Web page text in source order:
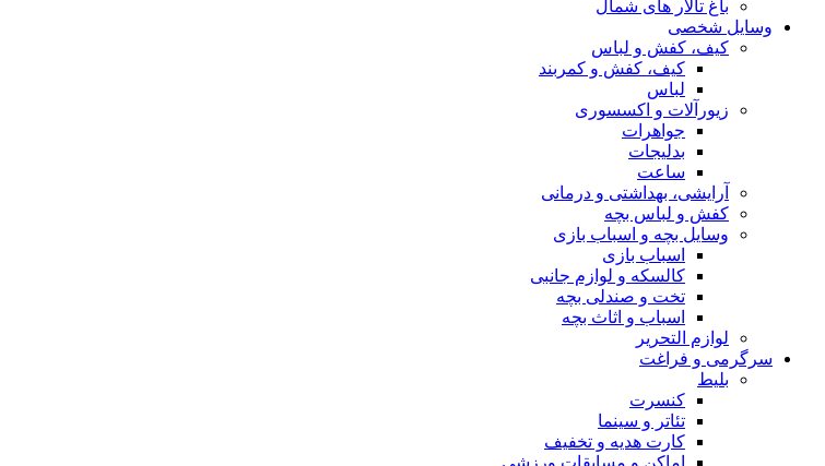
باغ تالار های شمال
وسایل شخصی
کیف، کفش و لباس
کیف، کفش و کمربند
لباس
زیورآلات و اکسسوری
جواهرات
بدلیجات
ساعت
آرایشی، بهداشتی و درمانی
کفش و لباس بچه
وسایل بچه و اسباب بازی
اسباب بازی
کالسکه و لوازم جانبی
تخت و صندلی بچه
اسباب و اثاث بچه
لوازم التحریر
سرگرمی و فراغت
بلیط
کنسرت
تئاتر و سینما
کارت هدیه و تخفیف